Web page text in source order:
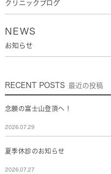
クリニックブログ
NEWS
お知らせ
RECENT POSTS 最近の投稿
念願の富士山登頂へ！
2026.07.29
夏季休診のお知らせ
2026.07.27